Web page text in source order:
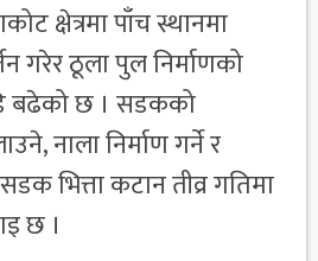
क्षेत्रमा पाँच स्थानमा
गरेर ठूला पुल निर्माणको
बढेको छ । सडकको
नाला निर्माण गर्ने र
भित्ता कटान तीव्र गतिमा
छ ।